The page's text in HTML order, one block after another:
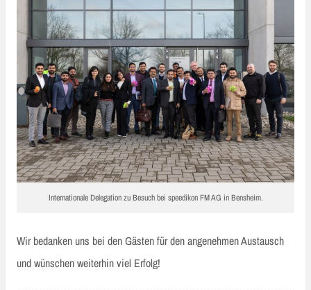
Internationale Delegation zu Besuch bei speedikon FM AG in Bensheim.
Wir bedanken uns bei den Gästen für den angenehmen Austausch
und wünschen weiterhin viel Erfolg!